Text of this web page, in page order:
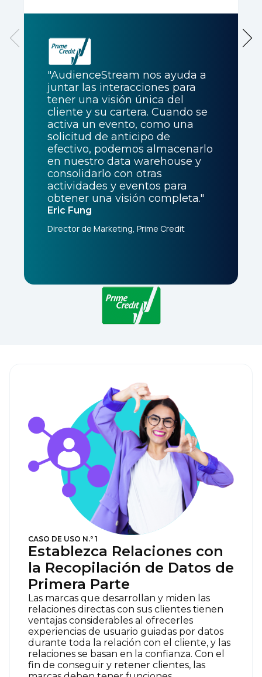
"AudienceStream nos ayuda a
juntar las interacciones para
tener una visión única del
cliente y su cartera. Cuando se
activa un evento, como una
solicitud de anticipo de
efectivo, podemos almacenarlo
en nuestro data warehouse y
consolidarlo con otras
actividades y eventos para
obtener una visión completa."
Eric Fung
Director de Marketing, Prime Credit
CASO DE USO N.º 1
Establezca Relaciones con
la Recopilación de Datos de
Primera Parte
Las marcas que desarrollan y miden las
relaciones directas con sus clientes tienen
ventajas considerables al ofrecerles
experiencias de usuario guiadas por datos
durante toda la relación con el cliente, y las
relaciones se basan en la confianza. Con el
fin de conseguir y retener clientes, las